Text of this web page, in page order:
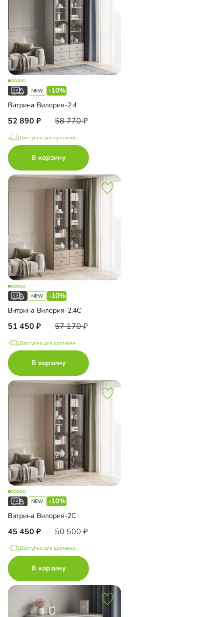
-10%
Витрина Вилория-2.4
52 890 58 770
Доступно для доставки
В корзину
-10%
Витрина Вилория-2.4С
51 450 57 170
Доступно для доставки
В корзину
-10%
Витрина Вилория-2С
45 450 50 500
Доступно для доставки
В корзину